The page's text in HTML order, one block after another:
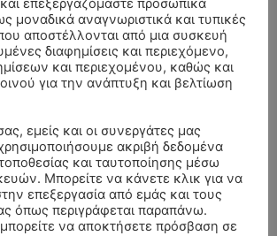
ΜΗΝΥΜΑΤΑ
επεξεργαζόμαστε προσωπικά
μοναδικά αναγνωριστικά και τυπικές
αποστέλλονται από μια συσκευή
διαφημίσεις και περιεχόμενο,
και περιεχομένου, καθώς και
για την ανάπτυξη και βελτίωση
εμείς και οι συνεργάτες μας
ακριβή δεδομένα
και ταυτοποίησης μέσω
Μπορείτε να κάνετε κλικ για να
επεξεργασία από εμάς και τους
όπως περιγράφεται παραπάνω.
να αποκτήσετε πρόσβαση σε